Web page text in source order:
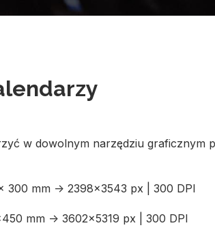
w dowolnym narzędziu graficznym
mm -> 2398x3543 px | 300 DPI
mm -> 3602x5319 px | 300 DPI